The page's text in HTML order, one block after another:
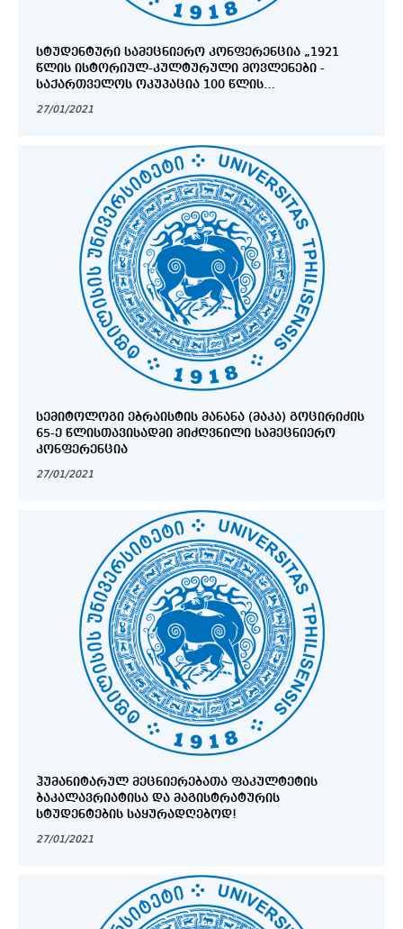
ᲡᲢᲣᲓᲔᲜᲢᲣᲠᲘ ᲡᲐᲛᲔᲪᲜᲘᲔᲠᲝ ᲙᲝᲜᲤᲔᲠᲔᲜᲪᲘᲐ „1921
ᲬᲚᲘᲡ ᲘᲡᲢᲝᲠᲘᲣᲚ-ᲙᲣᲚᲢᲣᲠᲣᲚᲘ ᲛᲝᲕᲚᲔᲜᲔᲑᲘ -
ᲡᲐᲥᲐᲠᲗᲕᲔᲚᲝᲡ ᲝᲙᲣᲞᲐᲪᲘᲐ 100 ᲬᲚᲘᲡ
27/01/2021
ᲡᲔᲛᲘᲢᲝᲚᲝᲒᲘ ᲔᲑᲠᲐᲘᲡᲢᲘᲡ ᲛᲐᲜᲐᲜᲐ (ᲛᲐᲙᲐ) ᲒᲝᲪᲘᲠᲘᲫᲘᲡ
65-Ე ᲬᲚᲘᲡᲗᲐᲕᲘᲡᲐᲓᲛᲘ ᲛᲘᲫᲦᲕᲜᲘᲚᲘ ᲡᲐᲛᲔᲪᲜᲘᲔᲠᲝ
ᲙᲝᲜᲤᲔᲠᲔᲜᲪᲘᲐ
27/01/2021
ᲰᲣᲛᲐᲜᲘᲢᲐᲠᲣᲚ ᲛᲔᲪᲜᲘᲔᲠᲔᲑᲐᲗᲐ ᲤᲐᲙᲣᲚᲢᲔᲢᲘᲡ
ᲑᲐᲙᲐᲚᲐᲕᲠᲘᲐᲢᲘᲡᲐ ᲓᲐ ᲛᲐᲒᲘᲡᲢᲠᲐᲢᲣᲠᲘᲡ
ᲡᲢᲣᲓᲔᲜᲢᲔᲑᲘᲡ ᲡᲐᲧᲣᲠᲐᲓᲦᲔᲑᲝᲓ!
27/01/2021